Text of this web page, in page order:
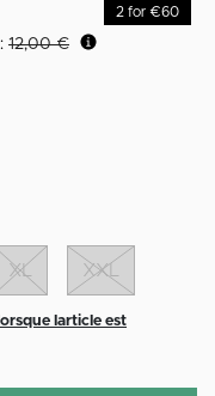
12,00 €
2 for €60
XL XXL
larticle est